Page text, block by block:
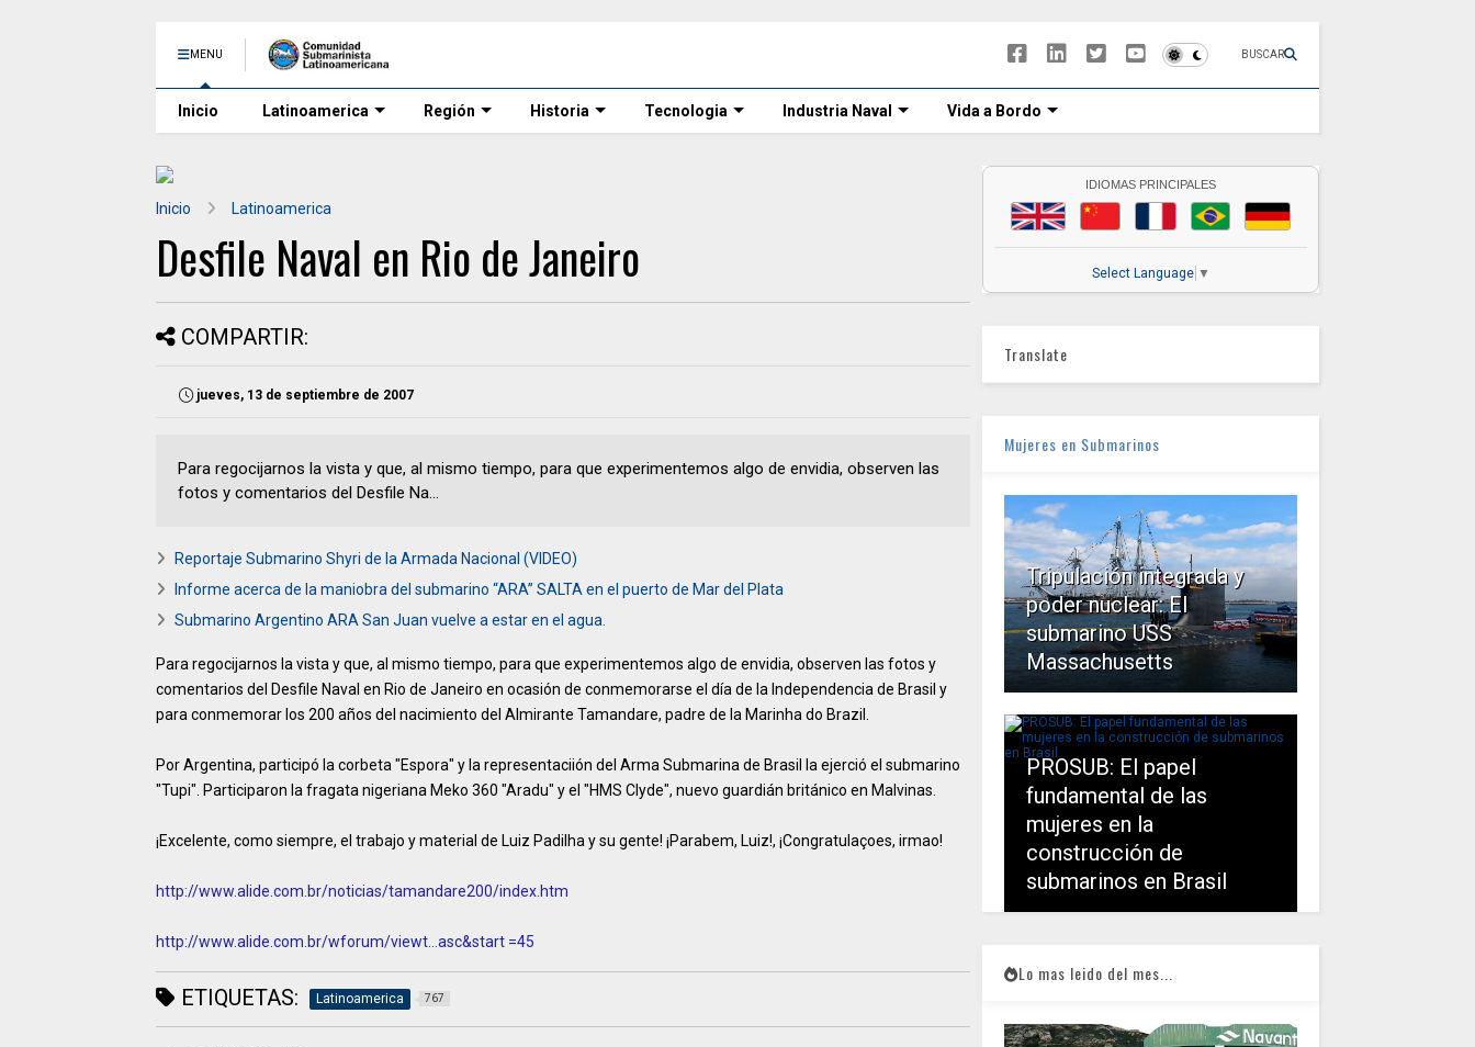
MENU BUSCAR
Inicio Latinoamerica Región Historia Tecnologia Industria Naval Vida a Bordo
Inicio Latinoamerica
Desfile Naval en Rio de Janeiro
COMPARTIR:
jueves, 13 de septiembre de 2007
Para regocijarnos la vista y que, al mismo tiempo, para que experimentemos algo de envidia, observen las
fotos y comentarios del Desfile Na...
Reportaje Submarino Shyri de la Armada Nacional (VIDEO)
Informe acerca de la maniobra del submarino “ARA” SALTA en el puerto de Mar del Plata
Submarino Argentino ARA San Juan vuelve a estar en el agua.
Para regocijarnos la vista y que, al mismo tiempo, para que experimentemos algo de envidia, observen las fotos y
comentarios del Desfile Naval en Rio de Janeiro en ocasión de conmemorarse el día de la Independencia de Brasil y
para conmemorar los 200 años del nacimiento del Almirante Tamandare, padre de la Marinha do Brazil.
Por Argentina, participó la corbeta "Espora" y la representaciión del Arma Submarina de Brasil la ejerció el submarino
"Tupi". Participaron la fragata nigeriana Meko 360 "Aradu" y el "HMS Clyde", nuevo guardián británico en Malvinas.
¡Excelente, como siempre, el trabajo y material de Luiz Padilha y su gente! ¡Parabem, Luiz!, ¡Congratulaçoes, irmao!
http://www.alide.com.br/noticias/tamandare200/index.htm
http://www.alide.com.br/wforum/viewt...asc&start =45
ETIQUETAS: Latinoamerica 767
IDIOMAS PRINCIPALES
Select Language ▼
Translate
Mujeres en Submarinos
Tripulación integrada y
poder nuclear: El
submarino USS
Massachusetts
PROSUB: El papel
fundamental de las
mujeres en la
construcción de
submarinos en Brasil
Lo mas leido del mes...